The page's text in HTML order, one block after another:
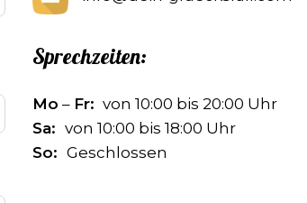
Sprechzeiten:
Mo – Fr: von 10:00 bis 20:00 Uhr
Sa: von 10:00 bis 18:00 Uhr
So: Geschlossen